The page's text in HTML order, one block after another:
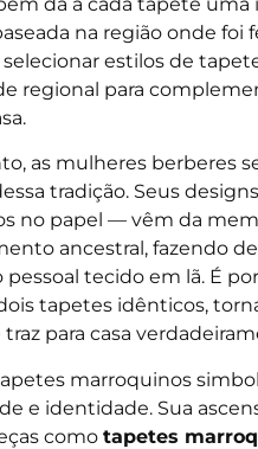
na região onde foi
estilos de
regional para
as mulheres berberes
tradição. Seus
no papel — vêm da
ancestral, fazendo
pessoal tecido em lã. É
tapetes idênticos,
para casa
marroquinos
e identidade. Sua
como tapetes